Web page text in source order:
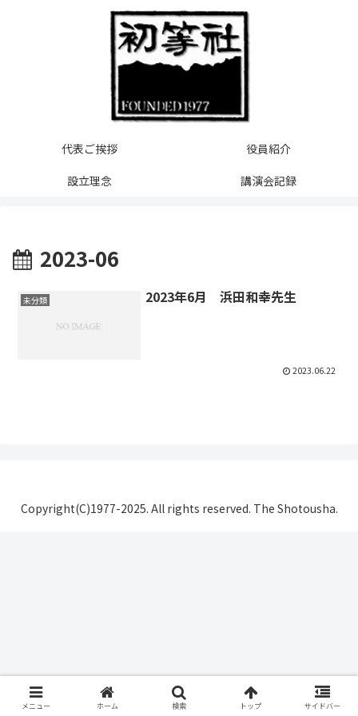
代表ご挨拶
役員紹介
設立理念
講演会記録
2023-06
未分類 2023年6月 浜田和幸先生
2023.06.22
Copyright(C)1977-2025. All rights reserved. The Shotousha.
メニュー ホーム 検索 トップ サイドバー